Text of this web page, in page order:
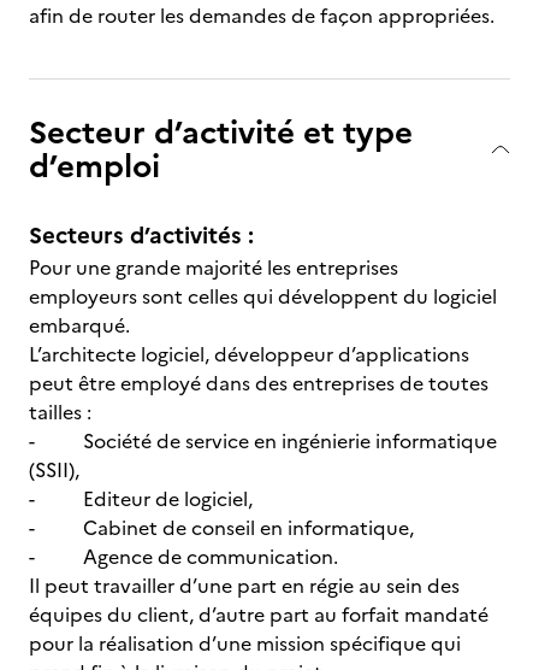
afin de router les demandes de façon appropriées.
Secteur d’activité et type
d’emploi
Secteurs d’activités :
Pour une grande majorité les entreprises
employeurs sont celles qui développent du logiciel
embarqué.
L’architecte logiciel, développeur d’applications
peut être employé dans des entreprises de toutes
tailles :
- Société de service en ingénierie informatique
(SSII),
- Editeur de logiciel,
- Cabinet de conseil en informatique,
- Agence de communication.
Il peut travailler d’une part en régie au sein des
équipes du client, d’autre part au forfait mandaté
pour la réalisation d’une mission spécifique qui